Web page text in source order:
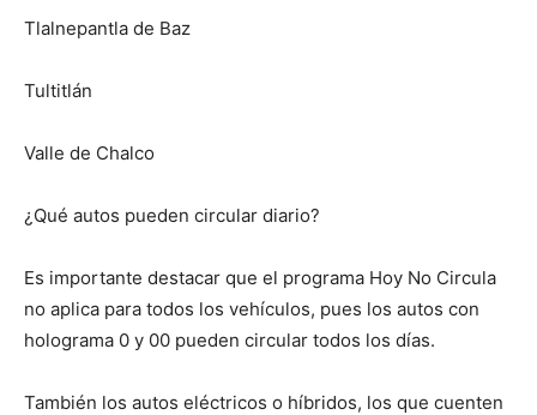
Tlalnepantla de Baz
Tultitlán
Valle de Chalco
¿Qué autos pueden circular diario?
Es importante destacar que el programa Hoy No Circula
no aplica para todos los vehículos, pues los autos con
holograma 0 y 00 pueden circular todos los días.
También los autos eléctricos o híbridos, los que cuenten